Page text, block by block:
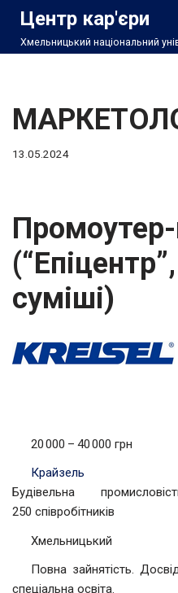
Перейти
Центр кар'єри
Хмельницький національний
13.05.2024
суміші)
20 000 – 40 000 грн
Крайзель
Будівельна
250 співробітників
Хмельницький
Повна зайнятість.
спеціальна освіта.